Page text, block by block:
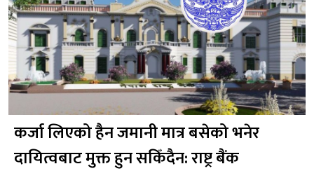
कर्जा लिएको हैन जमानी मात्र बसेको भनेर
दायित्वबाट मुक्त हुन सकिँदैन: राष्ट्र बैंक